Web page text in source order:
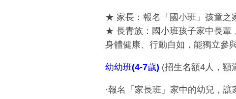
★ 家長：報名「國小班」孩童之
★ 長青族：國小班孩子家中長輩
身體健康、行動自如，能獨立參
幼幼班(4-7歲) (招生名額4人，額
·報名「家長班」家中的幼兒，讓